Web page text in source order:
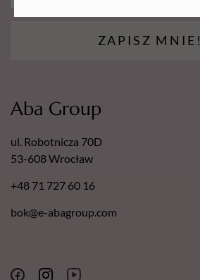
ZAPISZ MNIE!
Aba Group
ul. Robotnicza 70D
53-608 Wrocław
+48 71 727 60 16
bok@e-abagroup.com